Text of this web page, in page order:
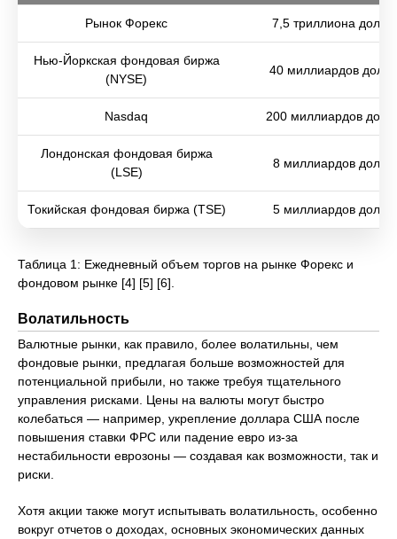
Рынок Форекс 7,5 триллиона
Нью-Йоркская фондовая биржа
(NYSE)
40 миллиардов
Nasdaq 200 миллиардов
Лондонская фондовая биржа
(LSE)
8 миллиардов
Токийская фондовая биржа (TSE) 5 миллиардов
Таблица 1: Ежедневный объем торгов на рынке Форекс и
фондовом рынке [4] [5] [6].
Волатильность
Валютные рынки, как правило, более волатильны, чем
фондовые рынки, предлагая больше возможностей для
потенциальной прибыли, но также требуя тщательного
управления рисками. Цены на валюты могут быстро
колебаться — например, укрепление доллара США после
повышения ставки ФРС или падение евро из-за
нестабильности еврозоны — создавая как возможности, так и
риски.
Хотя акции также могут испытывать волатильность, особенно
вокруг отчетов о доходах, основных экономических данных